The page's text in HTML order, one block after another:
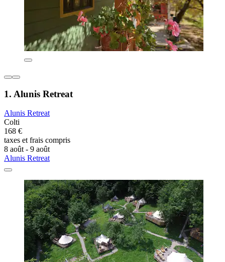
1. Alunis Retreat
Alunis Retreat
Colti
168 €
taxes et frais compris
8 août - 9 août
Alunis Retreat